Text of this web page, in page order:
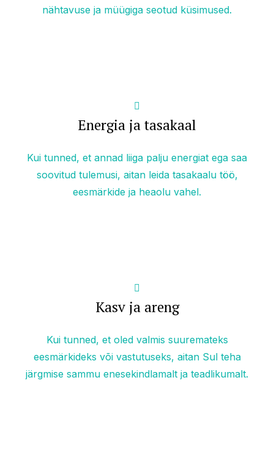
nähtavuse ja müügiga seotud küsimused.
Energia ja tasakaal
Kui tunned, et annad liiga palju energiat ega saa
soovitud tulemusi, aitan leida tasakaalu töö,
eesmärkide ja heaolu vahel.
Kasv ja areng
Kui tunned, et oled valmis suuremateks
eesmärkideks või vastutuseks, aitan Sul teha
järgmise sammu enesekindlamalt ja teadlikumalt.